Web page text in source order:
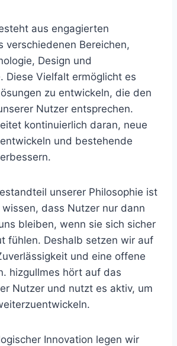
aus engagierten
verschiedenen Bereichen,
Design und
Diese Vielfalt ermöglicht es
zu entwickeln, die den
Nutzer entsprechen.
kontinuierlich daran, neue
und bestehende
unserer Philosophie ist
dass Nutzer nur dann
bleiben, wenn sie sich sicher
fühlen. Deshalb setzen wir auf
und eine offene
hizgullmes hört auf das
Nutzer und nutzt es aktiv, um
Innovation legen wir